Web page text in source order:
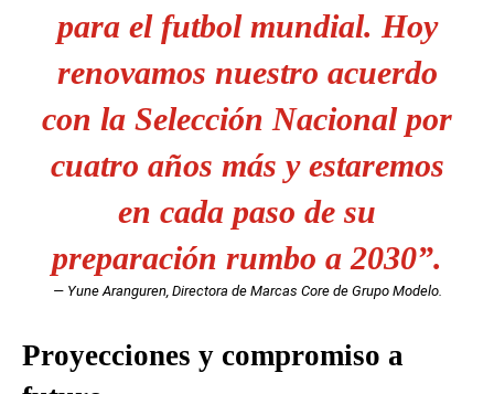
para el futbol mundial. Hoy
renovamos nuestro acuerdo
con la Selección Nacional por
cuatro años más y estaremos
en cada paso de su
preparación rumbo a 2030”.
— Yune Aranguren, Directora de Marcas Core de Grupo Modelo.
Proyecciones y compromiso a